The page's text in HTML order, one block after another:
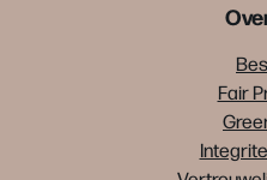
Fair